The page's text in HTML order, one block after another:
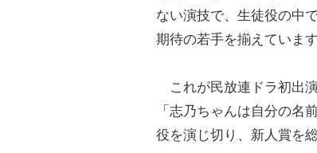
ない演技で、生徒役の中
期待の若手を揃えていま
これが民放連ドラ初出
「志乃ちゃんは自分の名
役を演じ切り、新人賞を